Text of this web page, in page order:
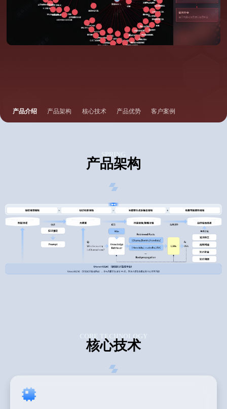
产品介绍 产品架构 核心技术 产品优势 客户案例
产品架构
核心技术